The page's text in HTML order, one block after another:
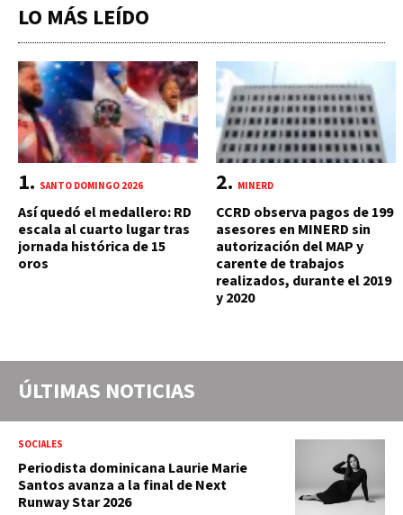
LO MÁS LEÍDO
SANTO DOMINGO 2026
Así quedó el medallero: RD
escala al cuarto lugar tras
jornada histórica de 15
oros
MINERD
CCRD observa pagos de 199
asesores en MINERD sin
autorización del MAP y
carente de trabajos
realizados, durante el 2019
y 2020
ÚLTIMAS NOTICIAS
SOCIALES
Periodista dominicana Laurie Marie
Santos avanza a la final de Next
Runway Star 2026